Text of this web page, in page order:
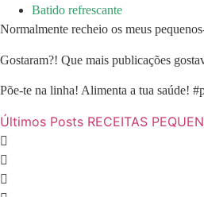
Batido refrescante
Normalmente recheio os meus
Gostaram?! Que mais publicações
Põe-te na linha! Alimenta a tua saúde!
Últimos Posts RECEITAS